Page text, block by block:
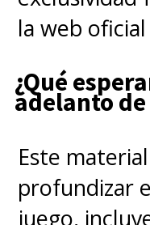
la web
¿Qué
adelanto de
Este
profundizar
juego,